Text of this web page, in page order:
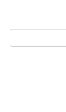
Search: